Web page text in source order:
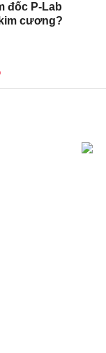
đốc P-Lab
cương?